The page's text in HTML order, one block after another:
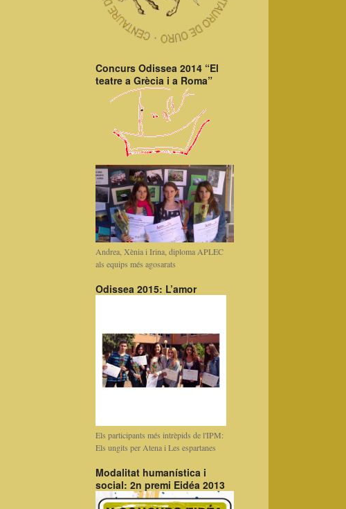
Concurs Odissea 2014 “El
teatre a Grècia i a Roma”
Andrea, Xènia i Irina, diploma APLEC
als equips més agosarats
Odissea 2015: L’amor
Els participants més intrèpids de l'IPM:
Els ungits per Atena i Les espartanes
Modalitat humanística i
social: 2n premi Eidéa 2013